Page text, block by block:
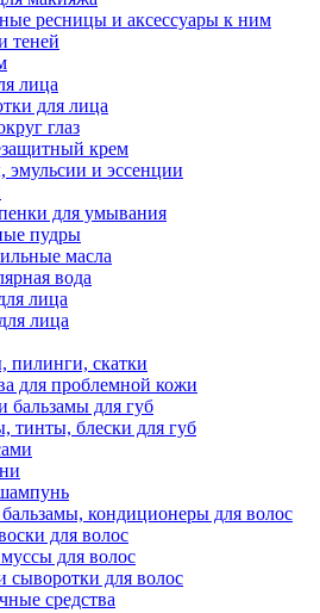
ресницы и аксессуары к ним
теней
лица
для лица
глаз
крем
эмульсии и эссенции
для умывания
пудры
масла
вода
лица
лица
пилинги, скатки
для проблемной кожи
бальзамы для губ
тинты, блески для губ
кондиционеры для волос
для волос
для волос
сыворотки для волос
средства